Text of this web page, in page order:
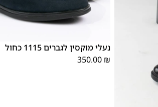
נעלי מוקסין לגברים 1115 כחול
350.00 ₪